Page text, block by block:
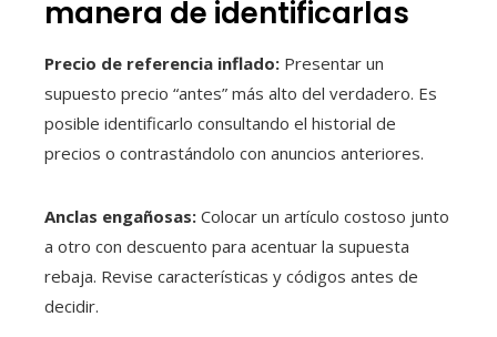
manera de identificarlas
Precio de referencia inflado: Presentar un
supuesto precio “antes” más alto del verdadero. Es
posible identificarlo consultando el historial de
precios o contrastándolo con anuncios anteriores.
Anclas engañosas: Colocar un artículo costoso junto
a otro con descuento para acentuar la supuesta
rebaja. Revise características y códigos antes de
decidir.